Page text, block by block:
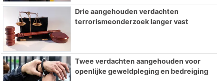
Drie aangehouden verdachten
terrorismeonderzoek langer vast
Twee verdachten aangehouden voor
openlijke geweldpleging en bedreiging